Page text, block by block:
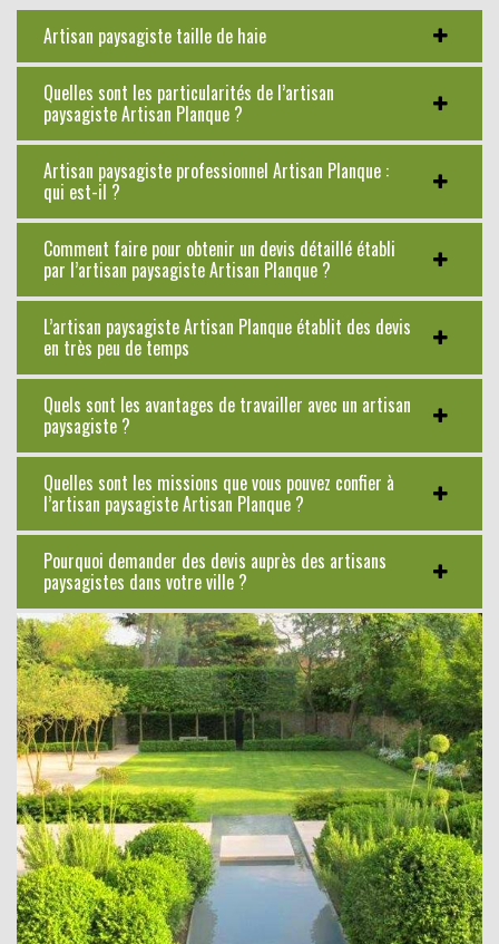
Artisan paysagiste taille de haie
Quelles sont les particularités de l’artisan
paysagiste Artisan Planque ?
Artisan paysagiste professionnel Artisan Planque :
qui est-il ?
Comment faire pour obtenir un devis détaillé établi
par l’artisan paysagiste Artisan Planque ?
L’artisan paysagiste Artisan Planque établit des devis
en très peu de temps
Quels sont les avantages de travailler avec un artisan
paysagiste ?
Quelles sont les missions que vous pouvez confier à
l’artisan paysagiste Artisan Planque ?
Pourquoi demander des devis auprès des artisans
paysagistes dans votre ville ?